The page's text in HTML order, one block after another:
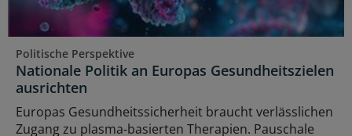
Politische Perspektive
Nationale Politik an Europas Gesundheitszielen
ausrichten
Europas Gesundheitssicherheit braucht verlässlichen
Zugang zu plasma‑basierten Therapien. Pauschale